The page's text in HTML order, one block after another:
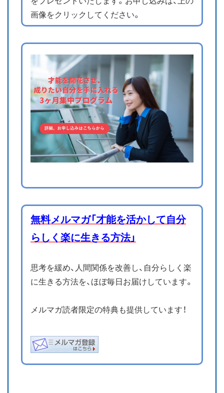
画像をクリックしてください。
無料メルマガ「才能を活かして自分
らしく楽に生きる方法」
思考を緩め、人間関係を改善し、自分らしく楽
に生きる方法を、ほぼ毎日お届けしています。
メルマガ読者限定の特典も提供しています！